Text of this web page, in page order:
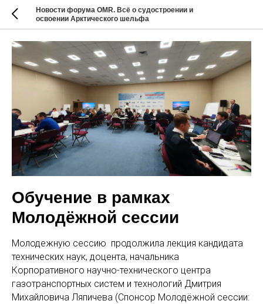
Новости форума OMR. Всё о судостроении и
освоении Арктического шельфа
Обучение в рамках
Молодёжной сессии
Молодежную сессию продолжила лекция кандидата
технических наук, доцента, начальника
Корпоративного научно-технического центра
газотранспортных систем и технологий Дмитрия
Михайловича Ляпичева (Спонсор Молодёжной сессии: